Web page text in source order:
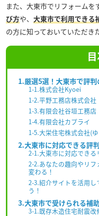
また、大東市でリフォームを
び方や、 大東市で利用できる
の方に知っておいていただき
1.厳選5選！大東市で評
1-1.株式会社Kyoei
1-2.平野工務店株式会社
1-3.有限会社谷垣工務店
1-4.有限会社カプライ
1-5.大栄住宅株式会社(
2.大東市に対応できる評
2-1.大東市に対応でき
2-2.あなたの趣向やリ
変わる！
2-3.紹介サイトを活用
う！
3.大東市で受けられる補
3-1.既存木造住宅耐震改